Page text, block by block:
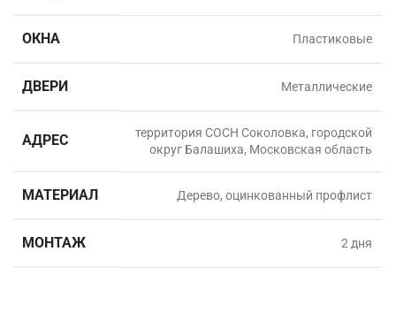
ОКНА Пластиковые
ДВЕРИ Металлические
АДРЕС
территория СОСН Соколовка, городской
округ Балашиха, Московская область
МАТЕРИАЛ Дерево, оцинкованный профлист
МОНТАЖ 2 дня